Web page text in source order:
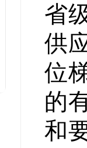
省
供
位
的
和